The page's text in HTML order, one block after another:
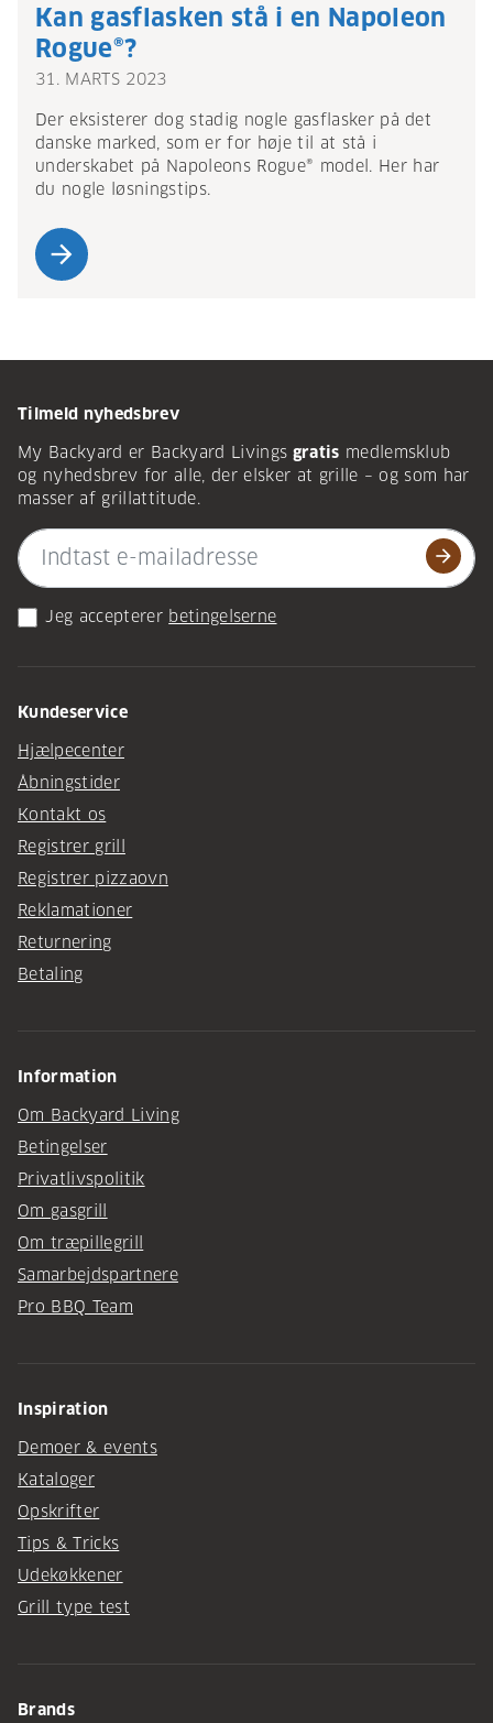
Kan gasflasken stå i en Napoleon
Rogue®?
31. MARTS 2023
Der eksisterer dog stadig nogle gasflasker på det
danske marked, som er for høje til at stå i
underskabet på Napoleons Rogue® model. Her har
du nogle løsningstips.
arrow_forward
Tilmeld nyhedsbrev
My Backyard er Backyard Livings gratis medlemsklub
og nyhedsbrev for alle, der elsker at grille – og som har
masser af grillattitude.
arrow_forward
Jeg accepterer betingelserne
Kundeservice
Hjælpecenter
Åbningstider
Kontakt os
Registrer grill
Registrer pizzaovn
Reklamationer
Returnering
Betaling
Information
Om Backyard Living
Betingelser
Privatlivspolitik
Om gasgrill
Om træpillegrill
Samarbejdspartnere
Pro BBQ Team
Inspiration
Demoer & events
Kataloger
Opskrifter
Tips & Tricks
Udekøkkener
Grill type test
Brands